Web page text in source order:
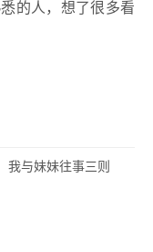
的人，想了很多看
我与妹妹往事三则